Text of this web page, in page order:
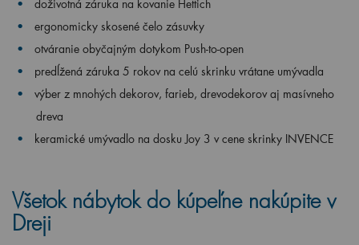
doživotná záruka na kovanie Hettich
ergonomicky skosené čelo zásuvky
otváranie obyčajným dotykom Push-to-open
predĺžená záruka 5 rokov na celú skrinku vrátane umývadla
výber z mnohých dekorov, farieb, drevodekorov aj masívneho
dreva
keramické umývadlo na dosku Joy 3 v cene skrinky INVENCE
Všetok nábytok do kúpeľne nakúpite v
Dreji